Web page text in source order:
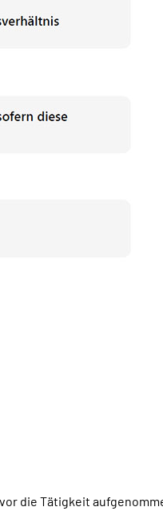
die Tätigkeit